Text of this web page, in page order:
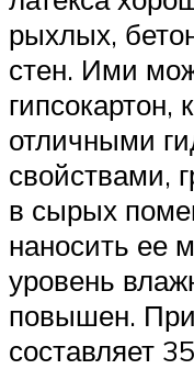
рыхлых,
стен. Ими
отличными
свойствами,
в сырых
наносить ее
уровень
повышен.
составляет